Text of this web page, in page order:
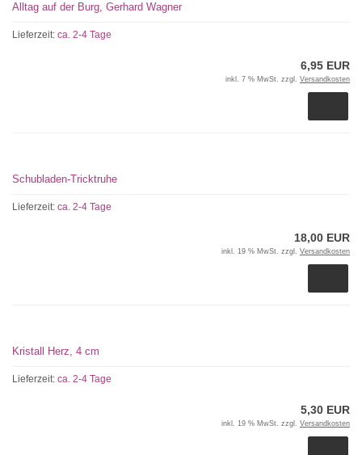
Alltag auf der Burg, Gerhard Wagner
Lieferzeit: ca. 2-4 Tage
6,95 EUR
inkl. 7 % MwSt. zzgl. Versandkosten
Schubladen-Tricktruhe
Lieferzeit: ca. 2-4 Tage
18,00 EUR
inkl. 19 % MwSt. zzgl. Versandkosten
Kristall Herz, 4 cm
Lieferzeit: ca. 2-4 Tage
5,30 EUR
inkl. 19 % MwSt. zzgl. Versandkosten